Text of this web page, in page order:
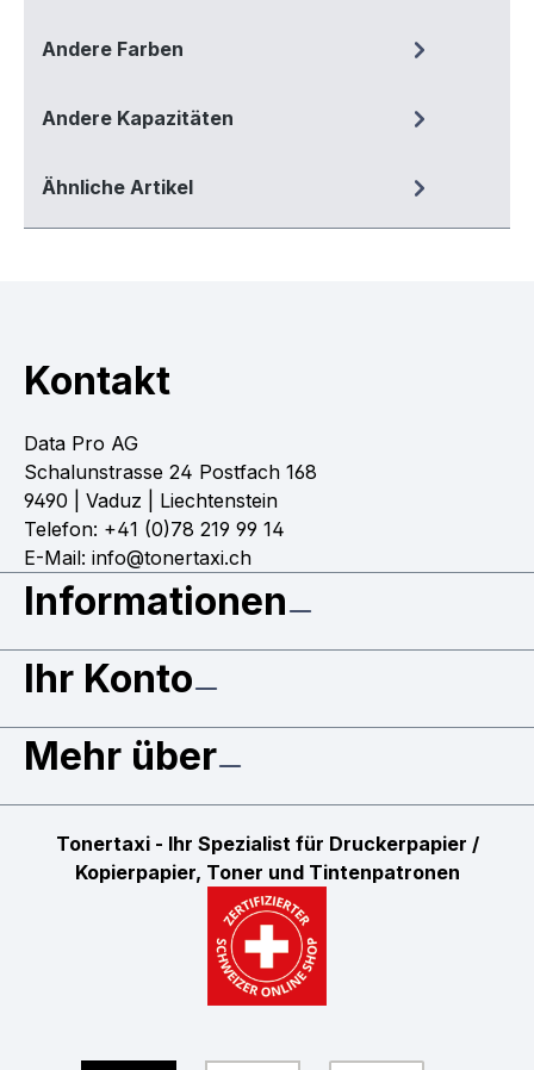
Andere Farben
Andere Kapazitäten
Ähnliche Artikel
Kontakt
Data Pro AG
Schalunstrasse 24 Postfach 168
9490 | Vaduz | Liechtenstein
Telefon: +41 (0)78 219 99 14
E-Mail: info@tonertaxi.ch
Informationen
Ihr Konto
Mehr über
Tonertaxi - Ihr Spezialist für Druckerpapier /
Kopierpapier, Toner und Tintenpatronen